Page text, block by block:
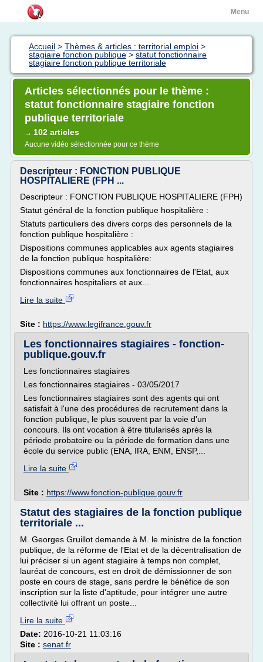
Menu
Accueil > Thèmes & articles : territorial emploi >
stagiaire fonction publique > statut fonctionnaire
stagiaire fonction publique territoriale
Articles sélectionnés pour le thème :
statut fonctionnaire stagiaire fonction
publique territoriale
→ 102 articles
Aucune vidéo sélectionnée pour ce thème
Descripteur : FONCTION PUBLIQUE
HOSPITALIERE (FPH ...
Descripteur : FONCTION PUBLIQUE HOSPITALIERE (FPH)
Statut général de la fonction publique hospitalière :
Statuts particuliers des divers corps des personnels de la
fonction publique hospitalière :
Dispositions communes applicables aux agents stagiaires
de la fonction publique hospitalière:
Dispositions communes aux fonctionnaires de l'Etat, aux
fonctionnaires hospitaliers et aux...
Lire la suite
Site : https://www.legifrance.gouv.fr
Les fonctionnaires stagiaires - fonction-
publique.gouv.fr
Les fonctionnaires stagiaires
Les fonctionnaires stagiaires - 03/05/2017
Les fonctionnaires stagiaires sont des agents qui ont
satisfait à l'une des procédures de recrutement dans la
fonction publique, le plus souvent par la voie d'un
concours. Ils ont vocation à être titularisés après la
période probatoire ou la période de formation dans une
école du service public (ENA, IRA, ENM, ENSP,...
Lire la suite
Site : https://www.fonction-publique.gouv.fr
Statut des stagiaires de la fonction publique
territoriale ...
M. Georges Gruillot demande à M. le ministre de la fonction
publique, de la réforme de l'Etat et de la décentralisation de
lui préciser si un agent stagiaire à temps non complet,
lauréat de concours, est en droit de démissionner de son
poste en cours de stage, sans perdre le bénéfice de son
inscription sur la liste d'aptitude, pour intégrer une autre
collectivité lui offrant un poste...
Lire la suite
Date: 2016-10-21 11:03:16
Site : senat.fr